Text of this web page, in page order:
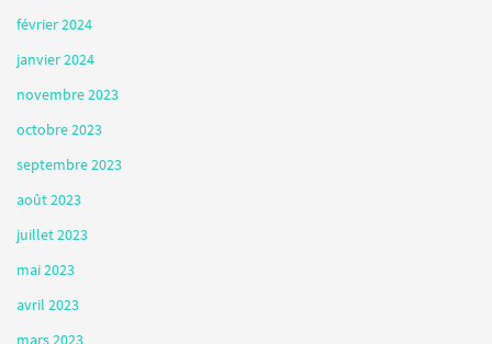
février 2024
janvier 2024
novembre 2023
octobre 2023
septembre 2023
août 2023
juillet 2023
mai 2023
avril 2023
mars 2023